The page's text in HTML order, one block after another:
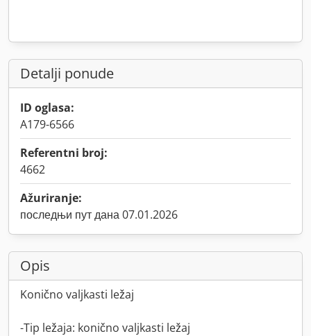
Detalji ponude
ID oglasa:
A179-6566
Referentni broj:
4662
Ažuriranje:
последњи пут дана 07.01.2026
Opis
Konično valjkasti ležaj
-Tip ležaja: konično valjkasti ležaj